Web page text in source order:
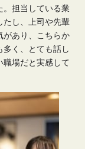
。担当している業
たし、上司や先輩
があり、こちらか
く、とても話し
職場だと実感して